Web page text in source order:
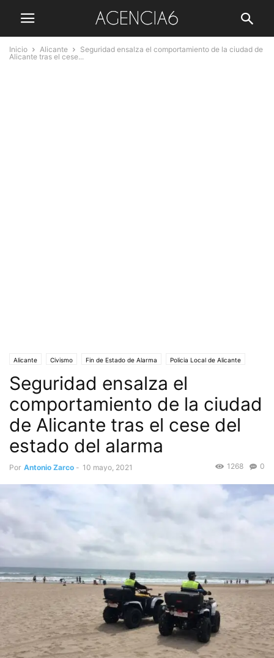
Inicio Alicante
Seguridad ensalza el comportamiento de la ciudad de
Alicante tras el cese...
Alicante Civismo Fin de Estado de Alarma Policia Local de Alicante
Portada responsabilidad
Seguridad ensalza el
comportamiento de la ciudad
de Alicante tras el cese del
estado del alarma
Por Antonio Zarco - 10 mayo, 2021 0
1268